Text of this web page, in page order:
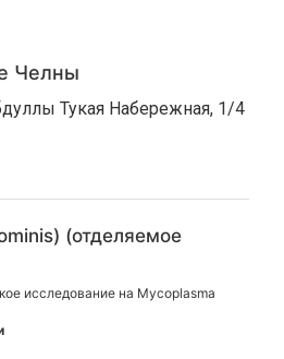
Челны
Тукая Набережная, 1/4
(отделяемое
исследование на Mycoplasma